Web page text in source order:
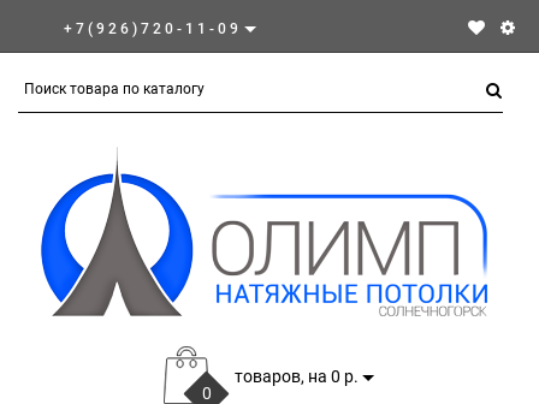
+7(926)720-11-09
0
товаров, на 0 р.